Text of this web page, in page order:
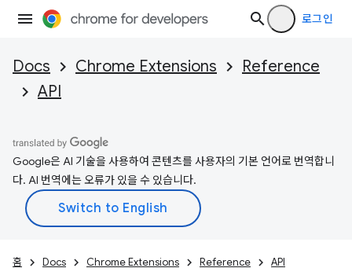
로그인
Docs Chrome Extensions
Reference
API
Google은 AI 기술을 사용하여 콘텐츠를 사용자의 기본 언어로 번역합니
다. AI 번역에는 오류가 있을 수 있습니다.
홈 Docs Chrome Extensions Reference API